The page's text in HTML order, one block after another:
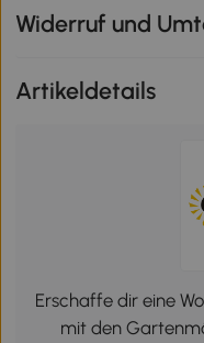
Widerruf und
Artikeldetails
Erschaffe dir eine
mit den